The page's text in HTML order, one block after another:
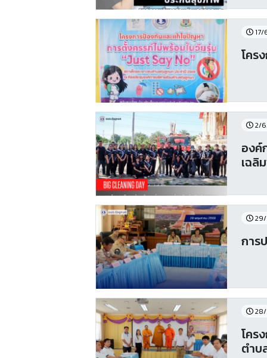
17/
โคร
2/
องค์
เฉลิ
29/
การ
28/
โคร
ตำบ